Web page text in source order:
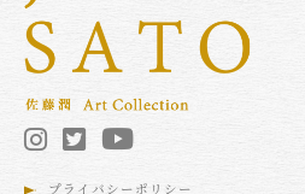
プライバシーポリシー